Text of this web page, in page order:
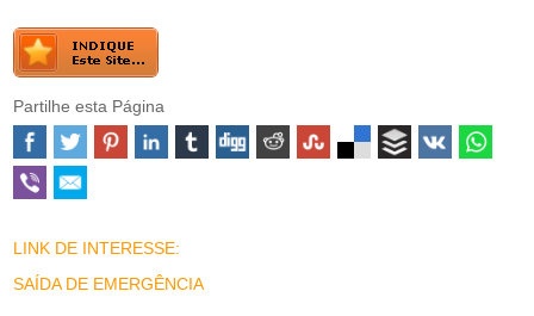
Partilhe esta Página
LINK DE INTERESSE:
SAÍDA DE EMERGÊNCIA